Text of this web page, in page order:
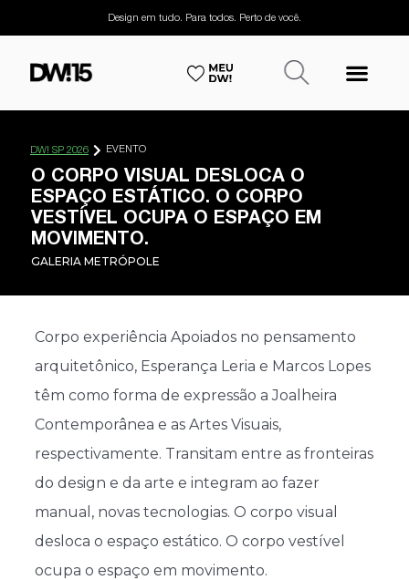
Design em tudo. Para todos. Perto de você.
DW! SP 2026 EVENTO
O CORPO VISUAL DESLOCA O
ESPAÇO ESTÁTICO. O CORPO
VESTÍVEL OCUPA O ESPAÇO EM
MOVIMENTO.
GALERIA METRÓPOLE
Corpo experiência Apoiados no pensamento
arquitetônico, Esperança Leria e Marcos Lopes
têm como forma de expressão a Joalheira
Contemporânea e as Artes Visuais,
respectivamente. Transitam entre as fronteiras
do design e da arte e integram ao fazer
manual, novas tecnologias. O corpo visual
desloca o espaço estático. O corpo vestível
ocupa o espaço em movimento.